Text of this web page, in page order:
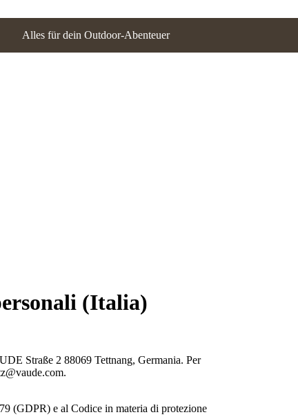
Alles für dein Outdoor-Abenteuer
(Italia)
Straße 2 88069 Tettnang, Germania. Per
(GDPR) e al Codice in materia di protezione